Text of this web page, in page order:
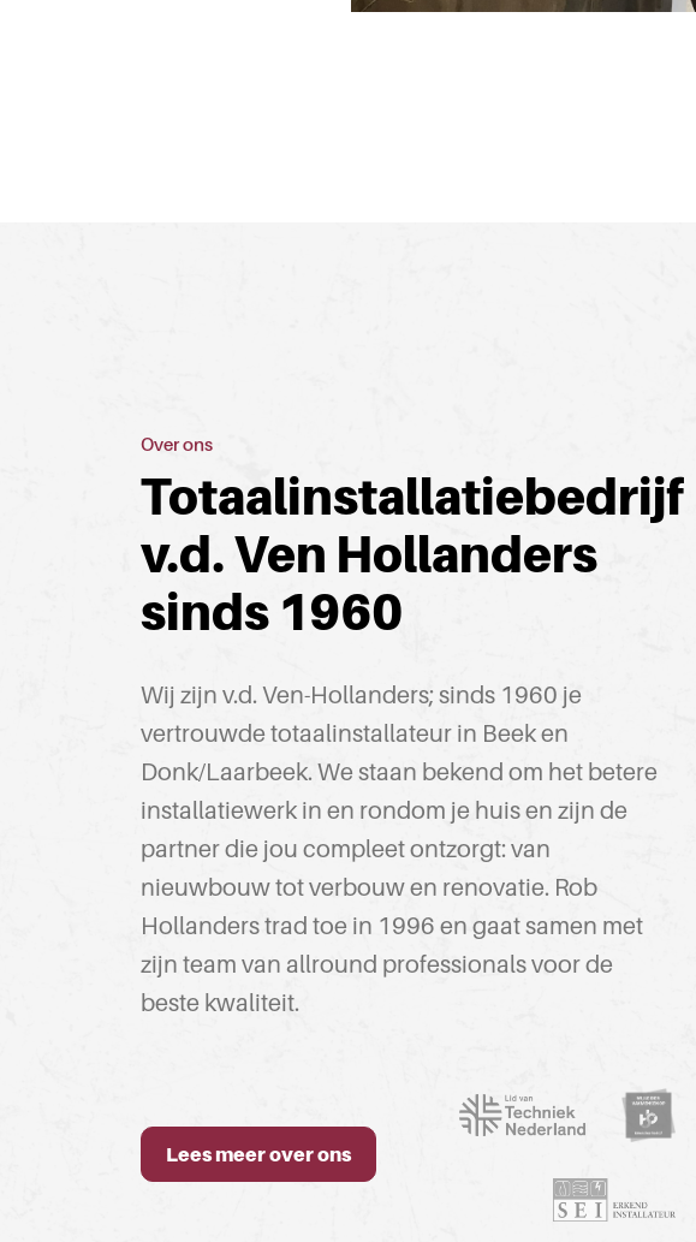
Over ons
Totaalinstallatiebedrijf
v.d. Ven Hollanders
sinds 1960
Wij zijn v.d. Ven-Hollanders; sinds 1960 je
vertrouwde totaalinstallateur in Beek en
Donk/Laarbeek. We staan bekend om het betere
installatiewerk in en rondom je huis en zijn de
partner die jou compleet ontzorgt: van
nieuwbouw tot verbouw en renovatie. Rob
Hollanders trad toe in 1996 en gaat samen met
zijn team van allround professionals voor de
beste kwaliteit.
Lees meer over ons